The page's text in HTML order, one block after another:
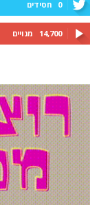
0 חסידים
14,700 מנויים